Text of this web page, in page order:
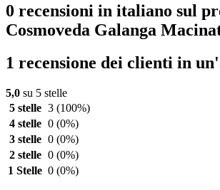
0 recensioni in italiano sul
Cosmoveda Galanga
1 recensione dei clienti in
5,0 su 5 stelle
5 stelle 3 (100%)
4 stelle 0 (0%)
3 stelle 0 (0%)
2 stelle 0 (0%)
1 Stelle 0 (0%)